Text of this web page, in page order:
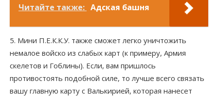
Читайте также: Адская башня
5. Мини П.Е.К.К.У. также сможет легко уничтожить
немалое войско из слабых карт (к примеру, Армия
скелетов и Гоблины). Если, вам пришлось
противостоять подобной силе, то лучше всего связать
вашу главную карту с Валькирией, которая нанесет